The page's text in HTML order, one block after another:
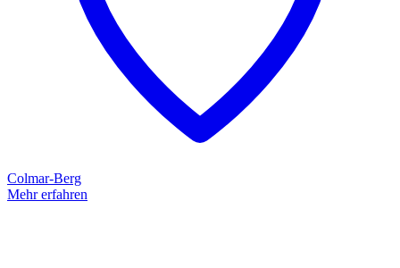
Colmar-Berg
Mehr erfahren